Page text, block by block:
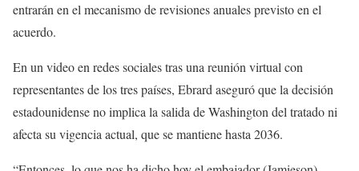
entrarán en el mecanismo de revisiones anuales previsto en el
acuerdo.
En un video en redes sociales tras una reunión virtual con
representantes de los tres países, Ebrard aseguró que la decisión
estadounidense no implica la salida de Washington del tratado ni
afecta su vigencia actual, que se mantiene hasta 2036.